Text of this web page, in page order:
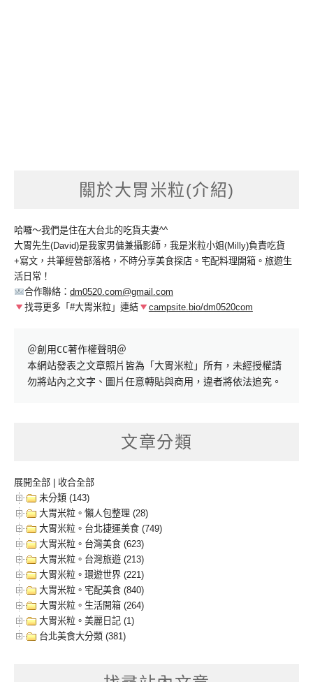
關於大胃米粒(介紹)
哈囉～我們是住在大台北的吃貨夫妻^^
大胃先生(David)是我家男傭兼攝影師，我是米粒小姐(Milly)負責吃貨
+寫文，共筆經營部落格，不時分享美食探店。宅配料理開箱。旅遊生
活日常！
合作聯絡： dm0520.com@gmail.com
找尋更多「#大胃米粒」連結
campsite.bio/dm0520com
＠創用CC著作權聲明＠
本網站發表之文章照片皆為「大胃米粒」所有，未經授權請
勿將站內之文字、圖片任意轉貼與商用，違者將依法追究。
文章分類
展開全部
收合全部
未分類 (143)
大胃米粒。懶人包整理 (28)
大胃米粒。台北捷運美食 (749)
大胃米粒。台灣美食 (623)
大胃米粒。台灣旅遊 (213)
大胃米粒。環遊世界 (221)
大胃米粒。宅配美食 (840)
大胃米粒。生活開箱 (264)
大胃米粒。美麗日記 (1)
台北美食大分類 (381)